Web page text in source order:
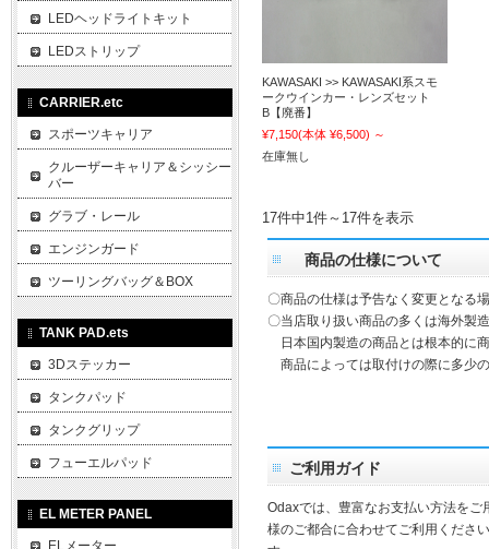
KAWASAKI >> KAWASAKI系スモ
ークウインカー・レンズセット
B【廃番】
¥7,150(本体 ¥6,500) ～
在庫無し
17件中1件～17件を表示
商品の仕様について
〇商品の仕様は予告なく変更となる
〇当店取り扱い商品の多くは海外製
日本国内製造の商品とは根本的に
商品によっては取付けの際に多少
ご利用ガイド
Odaxでは、豊富なお支払い方法を
様のご都合に合わせてご利用くださ
LEDヘッドライトキット
LEDストリップ
CARRIER.etc
スポーツキャリア
クルーザーキャリア＆シッシー
バー
グラブ・レール
エンジンガード
ツーリングバッグ＆BOX
TANK PAD.ets
3Dステッカー
タンクパッド
タンクグリップ
フューエルパッド
EL METER PANEL
ELメーター